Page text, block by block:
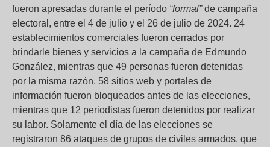
fueron apresadas durante el período “formal”de campaña
electoral, entre el 4 de julio y el 26 de julio de 2024. 24
establecimientos comerciales fueron cerrados por
brindarle bienes y servicios a la campaña de Edmundo
González, mientras que 49 personas fueron detenidas
por la misma razón. 58 sitios web y portales de
información fueron bloqueados antes de las elecciones,
mientras que 12 periodistas fueron detenidos por realizar
su labor. Solamente el día de las elecciones se
registraron 86 ataques de grupos de civiles armados, que